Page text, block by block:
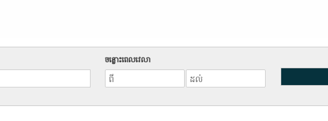
ចន្លោះពេលវេលា